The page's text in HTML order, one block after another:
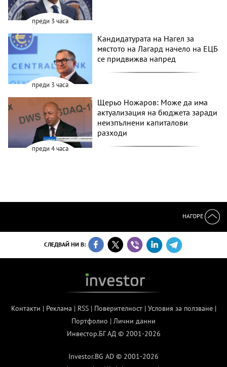
преди 3 часа
преди 3 часа
Кандидатурата на Нагел за
мястото на Лагард начело на ЕЦБ
се придвижва напред
преди 4 часа
Щерьо Ножаров: Може да има
актуализация на бюджета заради
неизпълнени капиталови
разходи
НАГОРЕ
СЛЕДВАЙ НИ В:
Контакти | Реклама | RSS| Поверителност| Условия за ползване|
Портфолио | Лични данни
Инвестор.БГ АД © 2001-2026
Investor.BG AD © 2001-2026